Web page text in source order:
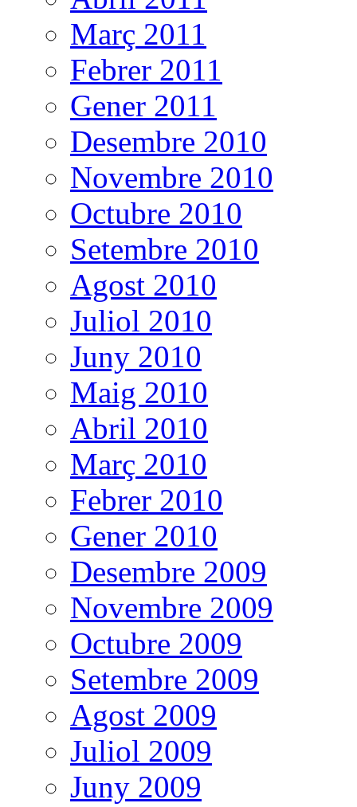
Març 2011
Febrer 2011
Gener 2011
Desembre 2010
Novembre 2010
Octubre 2010
Setembre 2010
Agost 2010
Juliol 2010
Juny 2010
Maig 2010
Abril 2010
Març 2010
Febrer 2010
Gener 2010
Desembre 2009
Novembre 2009
Octubre 2009
Setembre 2009
Agost 2009
Juliol 2009
Juny 2009